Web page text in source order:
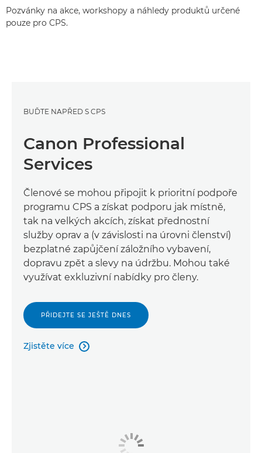
Pozvánky na akce, workshopy a náhledy produktů určené
pouze pro CPS.
BUĎTE NAPŘED S CPS
Canon Professional
Services
Členové se mohou připojit k prioritní podpoře
programu CPS a získat podporu jak místně,
tak na velkých akcích, získat přednostní
služby oprav a (v závislosti na úrovni členství)
bezplatné zapůjčení záložního vybavení,
dopravu zpět a slevy na údržbu. Mohou také
využívat exkluzivní nabídky pro členy.
PŘIDEJTE SE JEŠTĚ DNES
Zjistěte více 